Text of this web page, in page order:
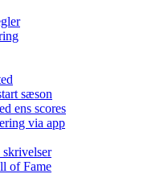
sæson
ens scores
via app
skrivelser
of Fame